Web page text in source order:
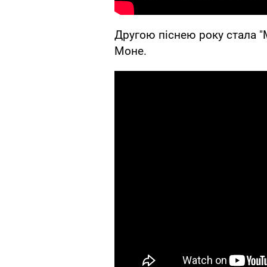
Другою піснею року стала
Моне.